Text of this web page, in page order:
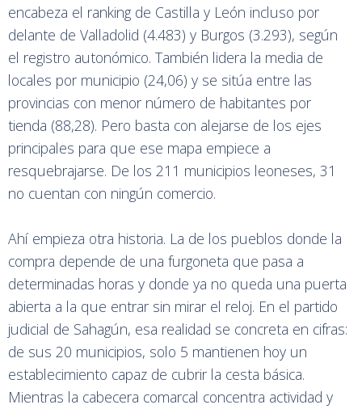
encabeza el ranking de Castilla y León incluso por
delante de Valladolid (4.483) y Burgos (3.293), según
el registro autonómico. También lidera la media de
locales por municipio (24,06) y se sitúa entre las
provincias con menor número de habitantes por
tienda (88,28). Pero basta con alejarse de los ejes
principales para que ese mapa empiece a
resquebrajarse. De los 211 municipios leoneses, 31
no cuentan con ningún comercio.
Ahí empieza otra historia. La de los pueblos donde la
compra depende de una furgoneta que pasa a
determinadas horas y donde ya no queda una puerta
abierta a la que entrar sin mirar el reloj. En el partido
judicial de Sahagún, esa realidad se concreta en cifras:
de sus 20 municipios, solo 5 mantienen hoy un
establecimiento capaz de cubrir la cesta básica.
Mientras la cabecera comarcal concentra actividad y